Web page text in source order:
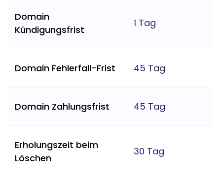
Domain
Kündigungsfrist
1 Tag
Domain Fehlerfall-Frist 45 Tag
Domain Zahlungsfrist 45 Tag
Erholungszeit beim
Löschen
30 Tag